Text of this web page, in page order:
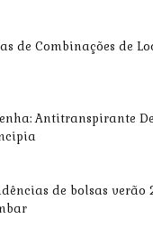
de Combinações de
Antitranspirante
de bolsas verão